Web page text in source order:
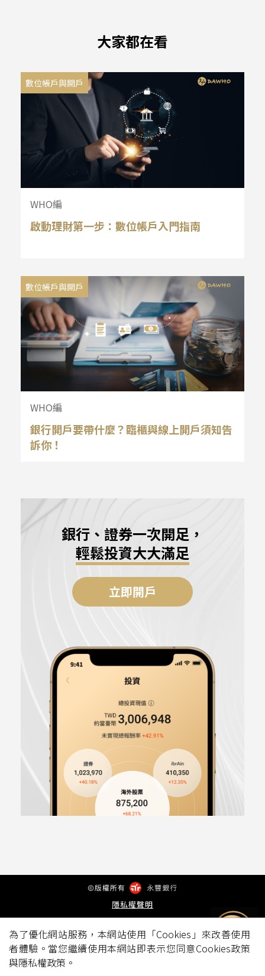
大家都在看
數位帳戶與開戶
WHO編
啟動理財第一步：數位帳戶入門指南
數位帳戶與開戶
WHO編
銀行開戶要帶什麼？臨櫃與線上開戶須知告
訴你！
銀行、證券一次開足，
輕鬆投資大大滿足
立即開戶
隱私權聲明
為了優化網站服務，本網站使用「Cookies」來改善使用
者體驗。當您繼續使用本網站即表示您同意Cookies政策
與隱私權政策。